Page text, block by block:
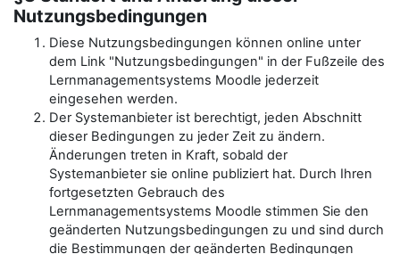
Nutzungsbedingungen
Diese Nutzungsbedingungen können online unter
dem Link "Nutzungsbedingungen" in der Fußzeile des
Lernmanagementsystems Moodle jederzeit
eingesehen werden.
Der Systemanbieter ist berechtigt, jeden Abschnitt
dieser Bedingungen zu jeder Zeit zu ändern.
Änderungen treten in Kraft, sobald der
Systemanbieter sie online publiziert hat. Durch Ihren
fortgesetzten Gebrauch des
Lernmanagementsystems Moodle stimmen Sie den
geänderten Nutzungsbedingungen zu und sind durch
die Bestimmungen der geänderten Bedingungen